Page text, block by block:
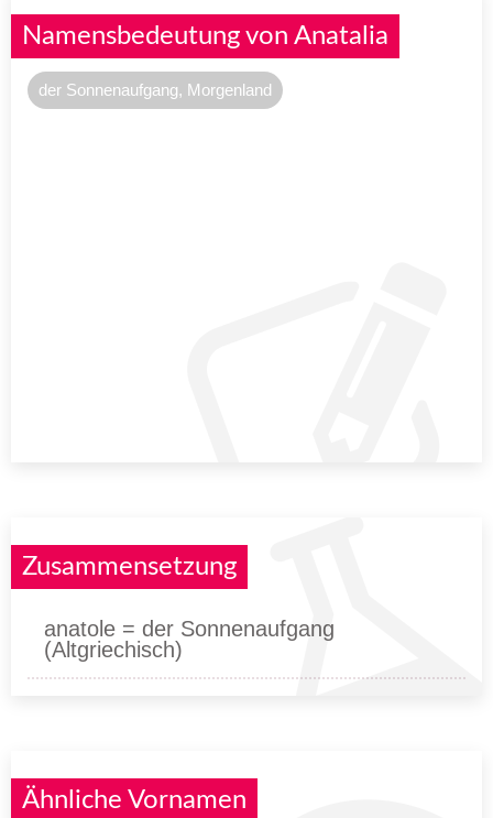
Namensbedeutung von Anatalia
der Sonnenaufgang, Morgenland
Zusammensetzung
anatole = der Sonnenaufgang
(Altgriechisch)
Ähnliche Vornamen